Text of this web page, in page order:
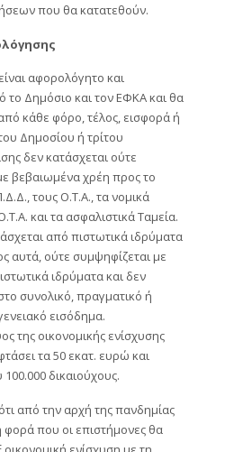
που θα κατατεθούν.
αφορολόγητο και
το Δημόσιο και τον ΕΦΚΑ και θα
κάθε φόρο, τέλος, εισφορά ή
Δημοσίου ή τρίτου
δεν κατάσχεται ούτε
βεβαιωμένα χρέη προς το
τους Ο.Τ.Α., τα νομικά
και τα ασφαλιστικά Ταμεία.
από πιστωτικά ιδρύματα
αυτά, ούτε συμψηφίζεται με
ιδρύματα και δεν
συνολικό, πραγματικό ή
εισόδημα.
της οικονομικής ενίσχυσης
τα 50 εκατ. ευρώ και
δικαιούχους.
από την αρχή της πανδημίας
φορά που οι επιστήμονες θα